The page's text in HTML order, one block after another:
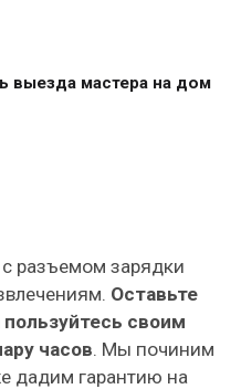
выезда мастера на дом
разъемом зарядки
Оставьте
своим
часов . Мы починим
дадим гарантию на